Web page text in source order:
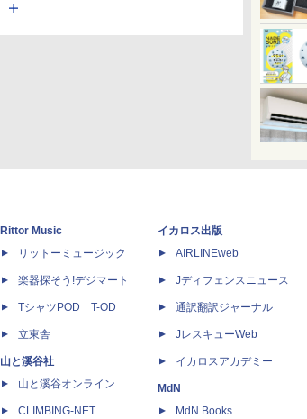
Rittor Music
リットーミュージック
楽器探そう!デジマート
TシャツPOD T-OD
立東舎
山と溪谷社
山と溪谷オンライン
CLIMBING-NET
イカロス出版
AIRLINEweb
Jディフェンスニュース
通訳翻訳ジャーナル
JレスキューWeb
イカロスアカデミー
MdN
MdN Books